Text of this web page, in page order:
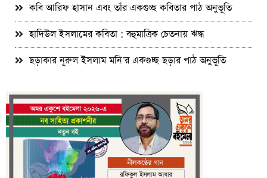
কবি আরিফ হাসান এবং তাঁর একগুচ্ছ কবিতার পাঠ অনুভূতি
হাদিউল ইসলামের কবিতা : বহুমাত্রিক চেতনায় ঋদ্ধ
ছড়াকার নূরুল ইসলাম মনি’র একগুচ্ছ ছড়ার পাঠ অনুভূতি